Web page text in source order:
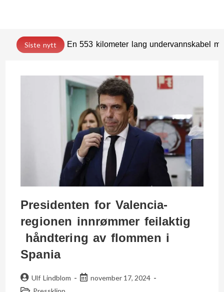
Siste nytt En 553 kilometer lang undervannskabel
Presidenten for Valencia-
regionen innrømmer feilaktig
håndtering av flommen i
Spania
Ulf Lindblom
november 17, 2024